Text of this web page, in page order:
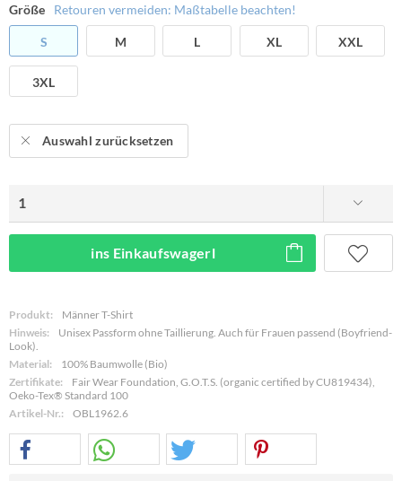
Größe Retouren vermeiden: Maßtabelle beachten!
S M L XL XXL
3XL
Auswahl zurücksetzen
ins Einkaufswagerl
Produkt:
Männer T-Shirt
Hinweis:
Unisex Passform ohne Taillierung. Auch für Frauen passend (Boyfriend-
Look).
Material:
100% Baumwolle (Bio)
Zertifikate:
Fair Wear Foundation, G.O.T.S. (organic certified by CU819434),
Oeko-Tex® Standard 100
Artikel-Nr.:
OBL1962.6